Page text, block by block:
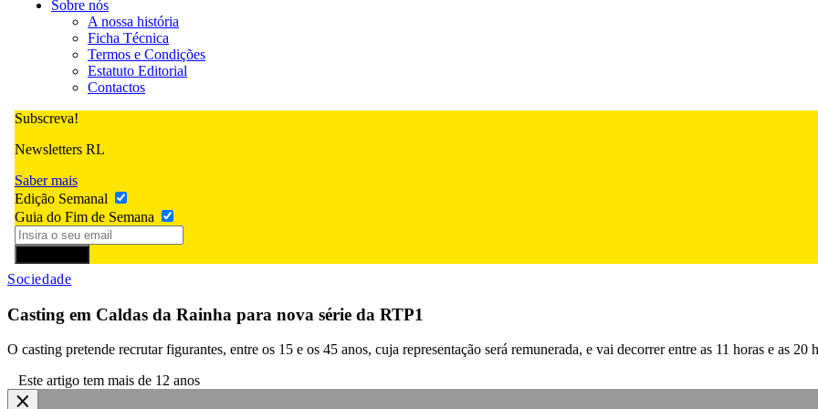
Sobre nós
A nossa história
Ficha Técnica
Termos e Condições
Estatuto Editorial
Contactos
Subscreva!
Newsletters RL
Saber mais
Edição Semanal
Guia do Fim de Semana
Sociedade
Casting em Caldas da Rainha para nova série da RTP1
O casting pretende recrutar figurantes, entre os 15 e os 45 anos, cuja representação será remunerada, e vai decorrer entre as 11 horas e as 20
Este artigo tem mais de 12 anos